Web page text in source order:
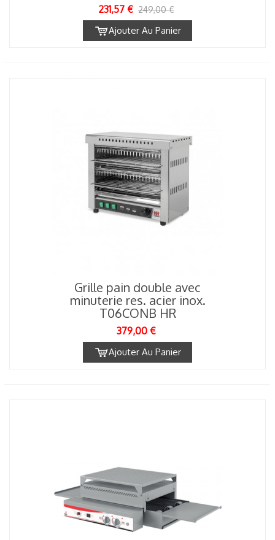
231,57 € 249,00 €
Ajouter Au Panier
Grille pain double avec
minuterie res. acier inox.
T06CONB HR
379,00 €
Ajouter Au Panier